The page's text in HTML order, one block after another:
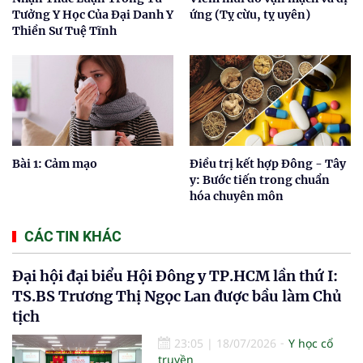
Tưởng Y Học Của Đại Danh Y
Thiền Sư Tuệ Tĩnh
ứng (Tỵ cừu, tỵ uyên)
Bài 1: Cảm mạo
Điều trị kết hợp Đông - Tây
y: Bước tiến trong chuẩn
hóa chuyên môn
CÁC TIN KHÁC
Đại hội đại biểu Hội Đông y TP.HCM lần thứ I:
TS.BS Trương Thị Ngọc Lan được bầu làm Chủ
tịch
23:05 | 18/07/2026
Y học cổ
truyền